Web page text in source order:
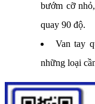
bướm cỡ
quay 90 độ.
Van tay
những loại